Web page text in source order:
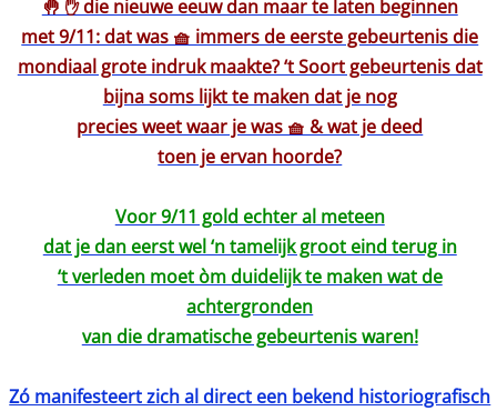
🤚 ✋ die nieuwe eeuw dan maar te laten beginnen
met 9/11: dat was 🧺 immers de eerste gebeurtenis die
mondiaal grote indruk maakte? ‘t Soort gebeurtenis dat
bijna soms lijkt te maken dat je nog
precies weet waar je was 🧺 & wat je deed
toen je ervan hoorde?
Voor 9/11 gold echter al meteen
dat je dan eerst wel ‘n tamelijk groot eind terug in
‘t verleden moet òm duidelijk te maken wat de
achtergronden
van die dramatische gebeurtenis waren!
Zó manifesteert zich al direct een bekend historiografisch